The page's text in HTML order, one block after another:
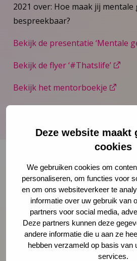
Deze website maakt
cookies
We gebruiken cookies om
personaliseren, om functies voor
en om ons websiteverkeer te
informatie over uw gebruik van
partners voor social media,
Deze partners kunnen deze
andere informatie die u aan ze
hebben verzameld op basis van
services.
2021 over: Hoe maak jij mentale
bespreekbaar?
Bekijk de presentatie ‘Mentale
Bekijk de flyer ‘#Thatslife’
Bekijk het mentorboekje
Onze nieuwsbrief